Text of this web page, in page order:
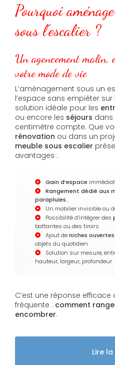
Pourquoi
sous l’escalier ?
Un agencement malin,
votre mode de vie
L’aménagement sous un
l’espace sans empiéter sur
solution idéale pour les
ou encore les séjours dans
centimètre compte. Que
rénovation ou dans un
meuble sous escalier
avantages :
Gain d’espace immédiat
Rangement dédié aux
parapluies…
Un mobilier invisible ou
Possibilité d’intégrer des
battantes ou des tiroirs
Ajout deniches ouvertes
objets du quotidien
Solution sur mesure,
hauteur, largeur, profondeur
C’est une réponse
fréquente : comment
encombrer.
Lire